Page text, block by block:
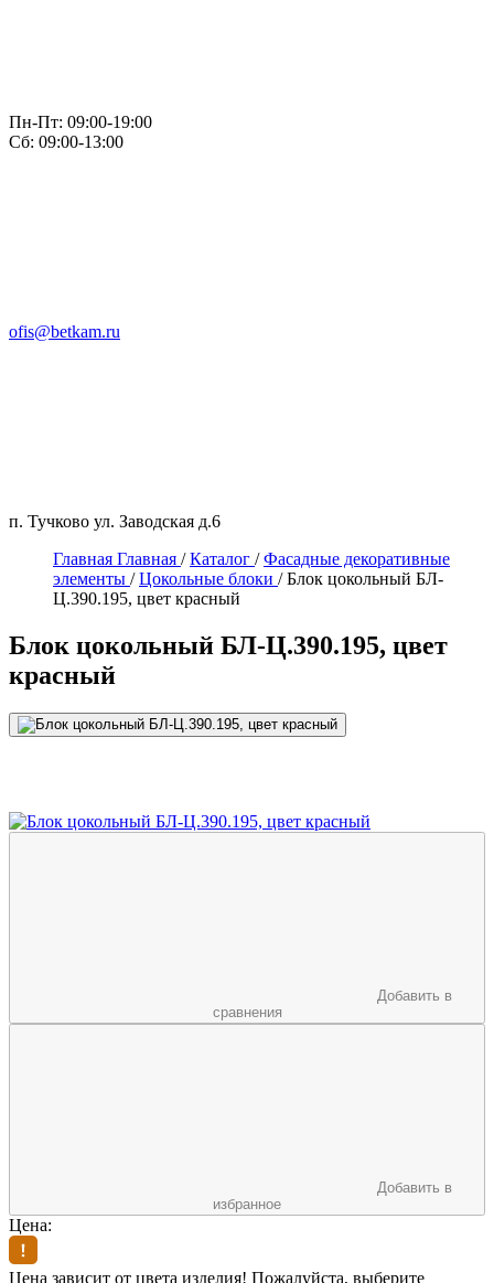
Пн-Пт: 09:00-19:00
Сб: 09:00-13:00
ofis@betkam.ru
п. Тучково ул. Заводская д.6
Главная Главная / Каталог / Фасадные декоративные
элементы / Цокольные блоки / Блок цокольный БЛ-
Ц.390.195, цвет красный
Блок цокольный БЛ-Ц.390.195, цвет
красный
Добавить в
сравнения
Добавить в
избранное
Цена:
Цена зависит от цвета изделия! Пожалуйста, выберите